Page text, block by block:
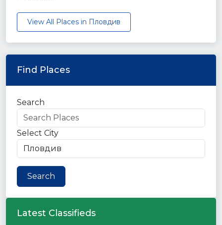
View All Places in Пловдив
Find Places
Search
Select City
Search
Latest Classifieds